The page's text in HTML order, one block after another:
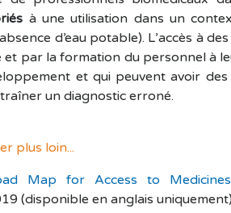
à une utilisation dans un
d’eau potable). L’accès à
et par la formation du personnel à
et qui peuvent avoir
un diagnostic erroné.
plus loin...
Map for Access to
(disponible en anglais uniquement)